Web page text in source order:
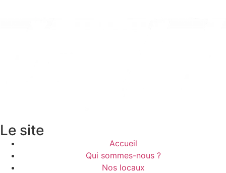
Le site
Accueil
Qui sommes-nous ?
Nos locaux